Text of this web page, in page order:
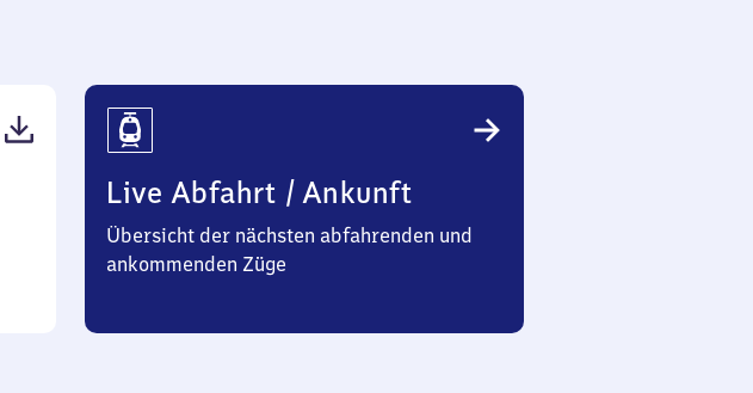
Live Abfahrt / Ankunft
Übersicht der nächsten abfahrenden und
ankommenden Züge